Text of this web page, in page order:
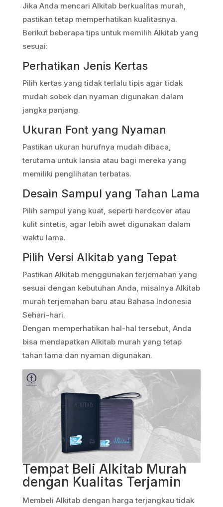
Jika Anda mencari Alkitab berkualitas murah,
pastikan tetap memperhatikan kualitasnya.
Berikut beberapa tips untuk memilih Alkitab yang
sesuai:
Perhatikan Jenis Kertas
Pilih kertas yang tidak terlalu tipis agar tidak
mudah sobek dan nyaman digunakan dalam
jangka panjang.
Ukuran Font yang Nyaman
Pastikan ukuran hurufnya mudah dibaca,
terutama untuk lansia atau bagi mereka yang
memiliki penglihatan terbatas.
Desain Sampul yang Tahan Lama
Pilih sampul yang kuat, seperti hardcover atau
kulit sintetis, agar lebih awet digunakan dalam
waktu lama.
Pilih Versi Alkitab yang Tepat
Pastikan Alkitab menggunakan terjemahan yang
sesuai dengan kebutuhan Anda, misalnya Alkitab
murah terjemahan baru atau Bahasa Indonesia
Sehari-hari.
Dengan memperhatikan hal-hal tersebut, Anda
bisa mendapatkan Alkitab murah yang tetap
tahan lama dan nyaman digunakan.
Tempat Beli Alkitab Murah
dengan Kualitas Terjamin
Membeli Alkitab dengan harga terjangkau tidak